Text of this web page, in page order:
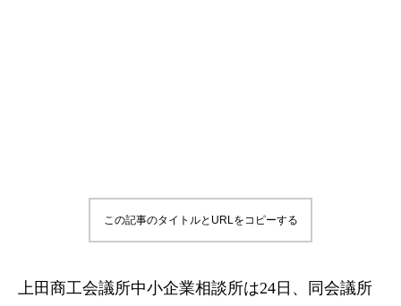
この記事のタイトルとURLをコピーする
上田商工会議所中小企業相談所は24日、同会議所